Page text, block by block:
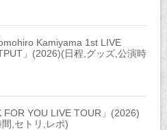
Kamiyama 1st LIVE
」(2026)(日程,グッズ,公演時
FOR YOU LIVE TOUR」(2026)
,セトリ,レポ)